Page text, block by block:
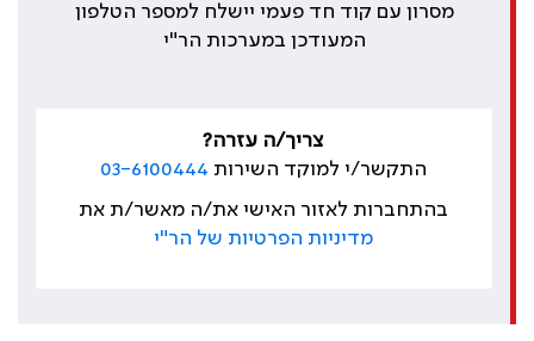
מסרון עם קוד חד פעמי יישלח למספר הטלפון
המעודכן במערכות הר"י
צריך/ה עזרה?
התקשר/י למוקד השירות 03-6100444
בהתחברות לאזור האישי את/ה מאשר/ת את
מדיניות הפרטיות של הר"י